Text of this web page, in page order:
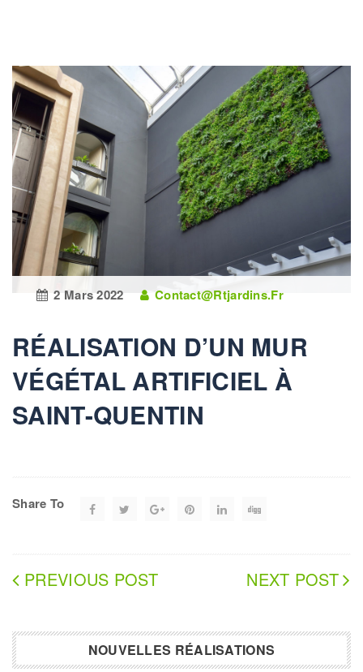
2 Mars 2022 Contact@rtjardins.fr
RÉALISATION D’UN MUR
VÉGÉTAL ARTIFICIEL À
SAINT-QUENTIN
Share To
PREVIOUS POST NEXT POST
NOUVELLES RÉALISATIONS